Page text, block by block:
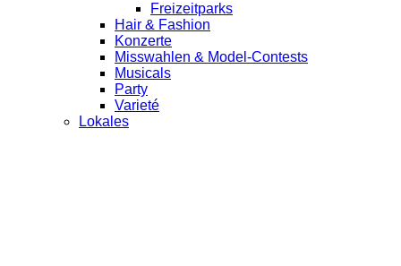
Freizeitparks
Hair & Fashion
Konzerte
Misswahlen & Model-Contests
Musicals
Party
Varieté
Lokales